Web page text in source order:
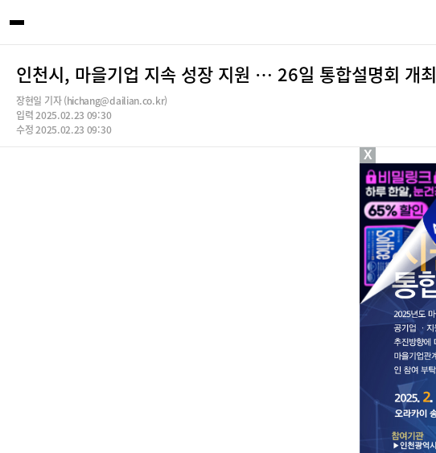
인천시, 마을기업 지속 성장 지원 … 26일 통합설명회 개최
장현일 기자 (hichang@dailian.co.kr)
입력 2025.02.23 09:30
수정 2025.02.23 09:30
X